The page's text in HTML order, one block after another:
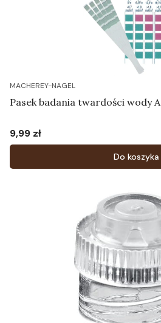
MACHEREY-NAGEL
Pasek badania twardości wody
Cena
9,99 zł
Do koszyka